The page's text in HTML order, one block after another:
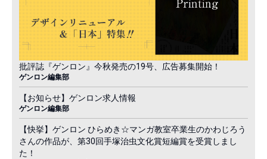
批評誌『ゲンロン』今秋発売の19号、広告募集開始！
ゲンロン編集部
【お知らせ】ゲンロン求人情報
ゲンロン編集部
【快挙】ゲンロン ひらめき☆マンガ教室卒業生のかわじろう
さんの作品が、第30回手塚治虫文化賞短編賞を受賞しまし
た！